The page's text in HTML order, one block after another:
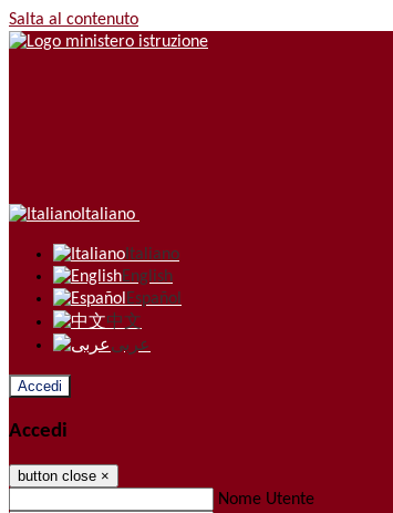
Salta al contenuto
Italiano
Italiano
English
Español
中文
عربى
Accedi
Accedi
button close ×
Nome Utente